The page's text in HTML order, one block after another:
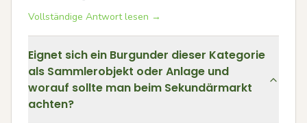
Vollständige Antwort lesen →
Eignet sich ein Burgunder dieser Kategorie
als Sammlerobjekt oder Anlage und
worauf sollte man beim Sekundärmarkt
achten?